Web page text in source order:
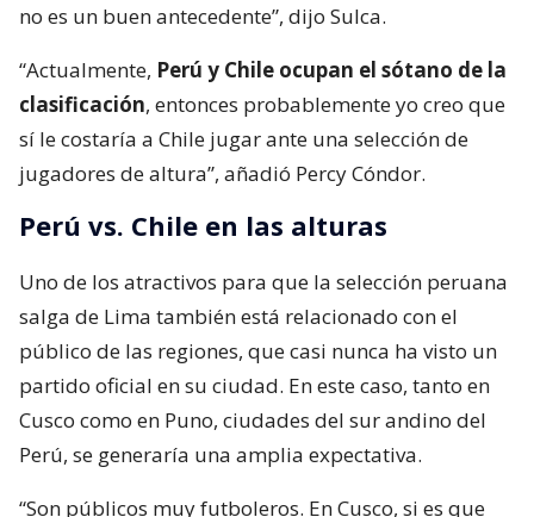
no es un buen antecedente”, dijo Sulca.
“Actualmente, Perú y Chile ocupan el sótano de la
clasificación, entonces probablemente yo creo que
sí le costaría a Chile jugar ante una selección de
jugadores de altura”, añadió Percy Cóndor.
Perú vs. Chile en las alturas
Uno de los atractivos para que la selección peruana
salga de Lima también está relacionado con el
público de las regiones, que casi nunca ha visto un
partido oficial en su ciudad. En este caso, tanto en
Cusco como en Puno, ciudades del sur andino del
Perú, se generaría una amplia expectativa.
“Son públicos muy futboleros. En Cusco, si es que